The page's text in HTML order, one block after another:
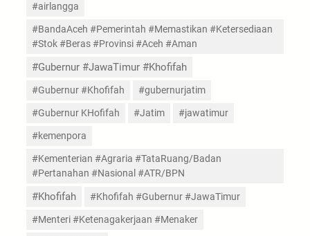
#airlangga
#BandaAceh #Pemerintah #Memastikan #Ketersediaan
#Stok #Beras #Provinsi #Aceh #Aman
#Gubernur #JawaTimur #Khofifah
#Gubernur #Khofifah #gubernurjatim
#Gubernur KHofifah #Jatim #jawatimur
#kemenpora
#Kementerian #Agraria #TataRuang/Badan
#Pertanahan #Nasional #ATR/BPN
#Khofifah #Khofifah #Gubernur #JawaTimur
#Menteri #Ketenagakerjaan #Menaker